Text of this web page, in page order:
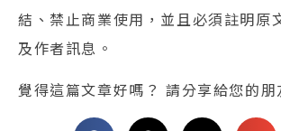
結、禁止商業使用，並且必須註明原
及作者訊息。
覺得這篇文章好嗎？ 請分享給您的朋